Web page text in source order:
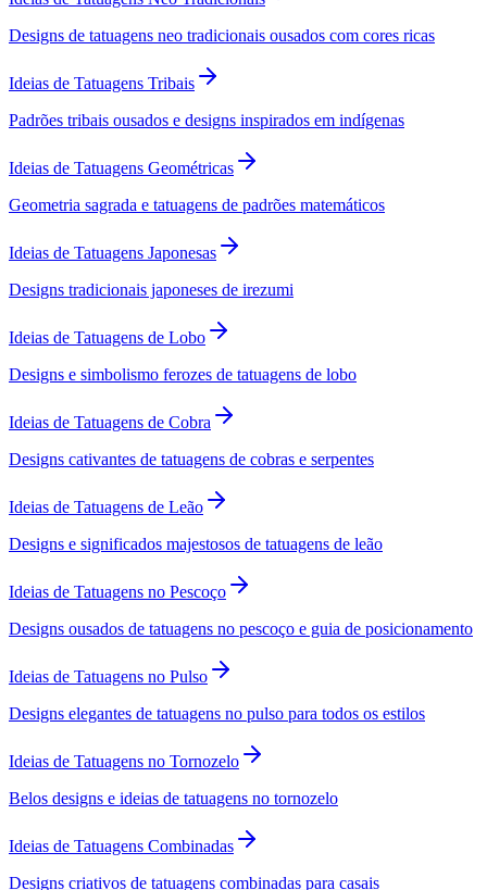
Designs de tatuagens neo tradicionais ousados com cores ricas
Ideias de Tatuagens Tribais
Padrões tribais ousados e designs inspirados em indígenas
Ideias de Tatuagens Geométricas
Geometria sagrada e tatuagens de padrões matemáticos
Ideias de Tatuagens Japonesas
Designs tradicionais japoneses de irezumi
Ideias de Tatuagens de Lobo
Designs e simbolismo ferozes de tatuagens de lobo
Ideias de Tatuagens de Cobra
Designs cativantes de tatuagens de cobras e serpentes
Ideias de Tatuagens de Leão
Designs e significados majestosos de tatuagens de leão
Ideias de Tatuagens no Pescoço
Designs ousados de tatuagens no pescoço e guia de posicionamento
Ideias de Tatuagens no Pulso
Designs elegantes de tatuagens no pulso para todos os estilos
Ideias de Tatuagens no Tornozelo
Belos designs e ideias de tatuagens no tornozelo
Ideias de Tatuagens Combinadas
Designs criativos de tatuagens combinadas para casais